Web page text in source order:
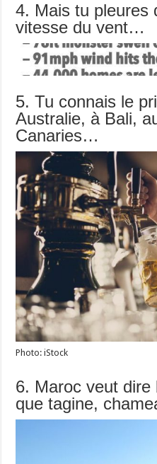
4. Mais tu pleures
vitesse du vent…
5. Tu connais le
Australie, à Bali,
Canaries…
Photo: iStock
6. Maroc veut dire
que tagine,